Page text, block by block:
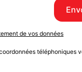
de vos données
téléphoniques